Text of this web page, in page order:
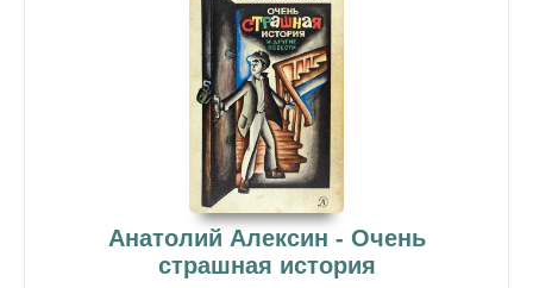
Анатолий Алексин - Очень
страшная история